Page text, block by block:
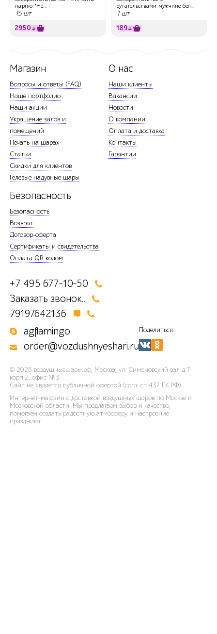
парню "Не...
15 шт
2950 ₽
ругательствами мужчине бел...
1 шт
189₽
Магазин
Вопросы и ответы (FAQ)
Наше портфолио
Наши акции
Украшение залов и
помещений
Печать на шарах
Статьи
Скидки для клиентов
Гелевые надувные шары
О нас
Наши клиенты
Вакансии
Новости
О компании
Оплата и доставка
Контакты
Гарантии
Безопасность
Безопасность
Возврат
Договор-оферта
Сертификаты и свидетельства
Оплата QR кодом
+7 495 677-10-50
Заказать звонок..
79197642136
agflamingo
order@vozdushnyeshari.ru
Поделиться:
© 2026 воздушныешары.рф, Москва, ул. Симоновский вал д.7
корп.2, офис №3
Сайт не является публичной офертой (согл. ст 437 ГК РФ).
Интернет-магазин с доставкой воздушных шаров по Москве и
Московской области. Мы предлагаем выбор и качество,
помогаем создать радостную атмосферу и настроение
праздника!